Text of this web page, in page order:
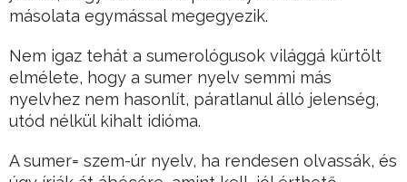
másolata egymással megegyezik.
Nem igaz tehát a sumerológusok világgá kürtölt
elmélete, hogy a sumer nyelv semmi más
nyelvhez nem hasonlít, páratlanul álló jelenség,
utód nélkül kihalt idióma.
A sumer= szem-úr nyelv, ha rendesen olvassák, és